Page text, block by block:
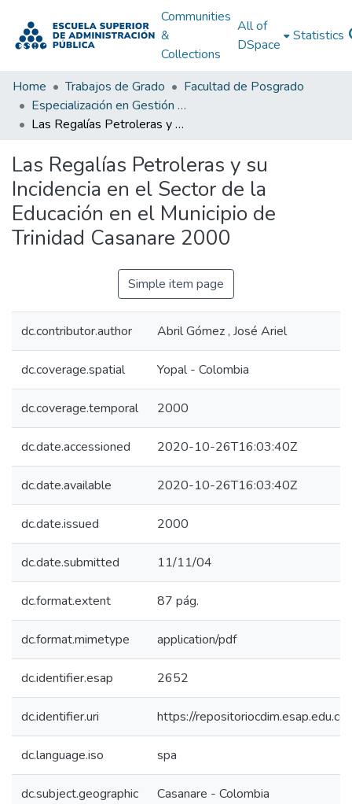
Communities
&
Collections
All of
DSpace
Statistics
Home Trabajos de Grado
Facultad de Posgrado
Especialización en Gestión Pública
Las Regalías Petroleras y su Incidencia en el Sector de la Educación en el Municipio de Trinidad Casanare 2000
Las Regalías Petroleras y su
Incidencia en el Sector de la
Educación en el Municipio de
Trinidad Casanare 2000
Simple item page
dc.contributor.author Abril Gómez , José Ariel
dc.coverage.spatial Yopal - Colombia
dc.coverage.temporal 2000
dc.date.accessioned 2020-10-26T16:03:40Z
dc.date.available 2020-10-26T16:03:40Z
dc.date.issued 2000
dc.date.submitted 11/11/04
dc.format.extent 87 pág.
dc.format.mimetype application/pdf
dc.identifier.esap 2652
dc.identifier.uri https://
dc.language.iso spa
dc.subject.geographic Casanare - Colombia